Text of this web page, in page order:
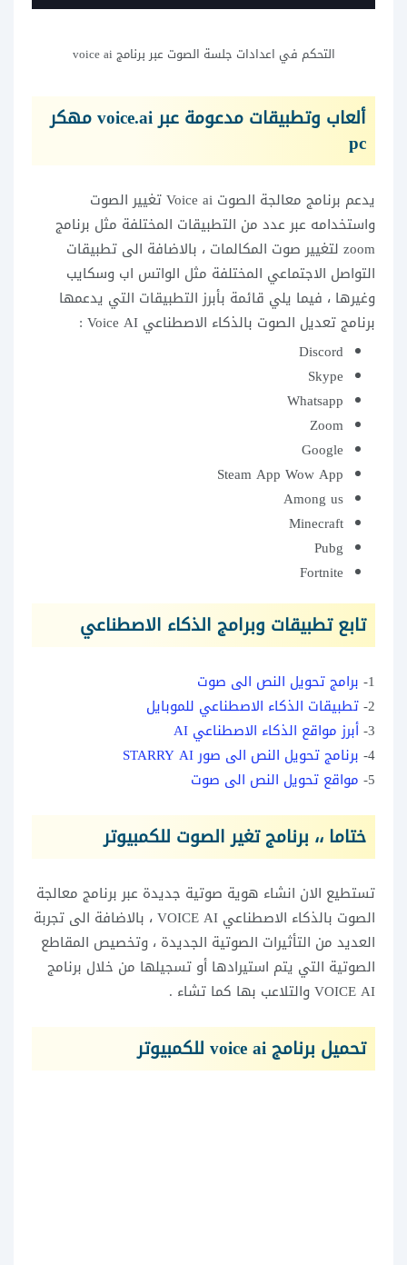
التحكم في اعدادات جلسة الصوت عبر برنامج voice ai
ألعاب وتطبيقات مدعومة عبر voice.ai مهكر
pc
يدعم برنامج معالجة الصوت Voice ai تغيير الصوت
واستخدامه عبر عدد من التطبيقات المختلفة مثل برنامج
zoom لتغيير صوت المكالمات ، بالاضافة الى تطبيقات
التواصل الاجتماعي المختلفة مثل الواتس اب وسكايب
وغيرها ، فيما يلي قائمة بأبرز التطبيقات التي يدعمها
برنامج تعديل الصوت بالذكاء الاصطناعي Voice AI :
Discord
Skype
Whatsapp
Zoom
Google
Steam App Wow App
Among us
Minecraft
Pubg
Fortnite
تابع تطبيقات وبرامج الذكاء الاصطناعي
1- برامج تحويل النص الى صوت
2- تطبيقات الذكاء الاصطناعي للموبايل
3- أبرز مواقع الذكاء الاصطناعي AI
4- برنامج تحويل النص الى صور STARRY AI
5- مواقع تحويل النص الى صوت
ختاما ،، برنامج تغير الصوت للكمبيوتر
تستطيع الان انشاء هوية صوتية جديدة عبر برنامج معالجة
الصوت بالذكاء الاصطناعي VOICE AI ، بالاضافة الى تجربة
العديد من التأثيرات الصوتية الجديدة ، وتخصيص المقاطع
الصوتية التي يتم استيرادها أو تسجيلها من خلال برنامج
VOICE AI والتلاعب بها كما تشاء .
تحميل برنامج voice ai للكمبيوتر